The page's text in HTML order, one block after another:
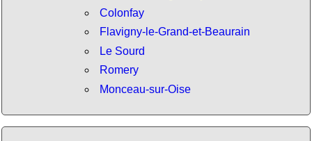
Colonfay
Flavigny-le-Grand-et-Beaurain
Le Sourd
Romery
Monceau-sur-Oise